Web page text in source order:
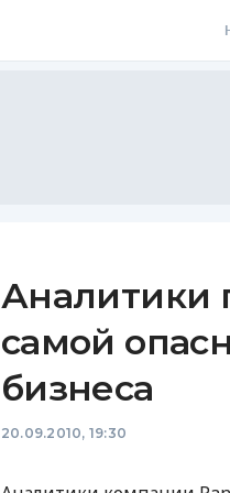
Аналитики
самой
бизнеса
20.09.2010, 19:30